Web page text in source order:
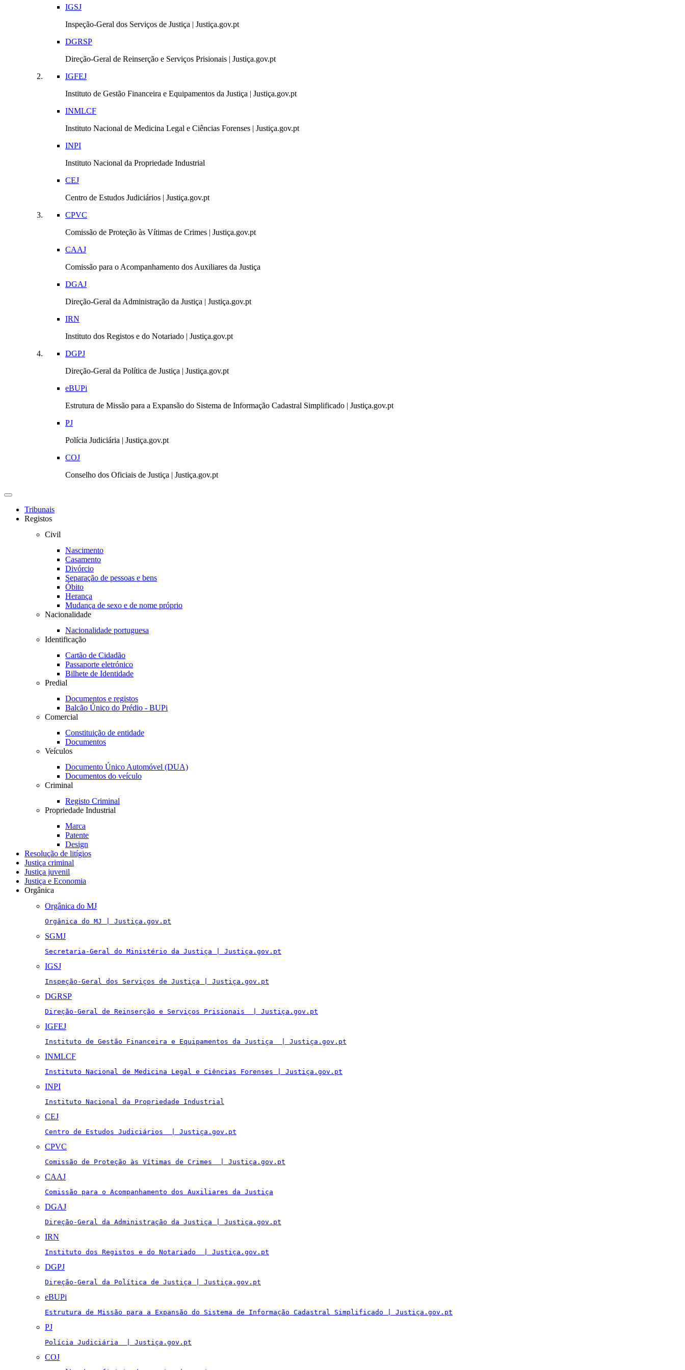
IGSJ
Inspeção-Geral dos Serviços de Justiça | Justiça.gov.pt
DGRSP
Direção-Geral de Reinserção e Serviços Prisionais | Justiça.gov.pt
IGFEJ
Instituto de Gestão Financeira e Equipamentos da Justiça | Justiça.gov.pt
INMLCF
Instituto Nacional de Medicina Legal e Ciências Forenses | Justiça.gov.pt
INPI
Instituto Nacional da Propriedade Industrial
CEJ
Centro de Estudos Judiciários | Justiça.gov.pt
CPVC
Comissão de Proteção às Vítimas de Crimes | Justiça.gov.pt
CAAJ
Comissão para o Acompanhamento dos Auxiliares da Justiça
DGAJ
Direção-Geral da Administração da Justiça | Justiça.gov.pt
IRN
Instituto dos Registos e do Notariado | Justiça.gov.pt
DGPJ
Direção-Geral da Política de Justiça | Justiça.gov.pt
eBUPi
Estrutura de Missão para a Expansão do Sistema de Informação Cadastral Simplificado | Justiça.gov.pt
PJ
Polícia Judiciária | Justiça.gov.pt
COJ
Conselho dos Oficiais de Justiça | Justiça.gov.pt
Toggle
navigationTribunais
Registos
Civil
Nascimento
Casamento
Divórcio
Separação de pessoas e bens
Óbito
Herança
Mudança de sexo e de nome próprio
Nacionalidade
Nacionalidade portuguesa
Identificação
Cartão de Cidadão
Passaporte eletrónico
Bilhete de Identidade
Predial
Documentos e registos
Balcão Único do Prédio - BUPi
Comercial
Constituição de entidade
Documentos
Veículos
Documento Único Automóvel (DUA)
Documentos do veículo
Criminal
Registo Criminal
Propriedade Industrial
Marca
Patente
Design
Resolução de litígios
Justiça criminal
Justiça juvenil
Justiça e Economia
Orgânica
Orgânica do MJ
Orgânica do MJ | Justiça.gov.pt
SGMJ
Secretaria-Geral do Ministério da Justiça | Justiça.gov.pt
IGSJ
Inspeção-Geral dos Serviços de Justiça | Justiça.gov.pt
DGRSP
Direção-Geral de Reinserção e Serviços Prisionais  | Justiça.gov.pt
IGFEJ
Instituto de Gestão Financeira e Equipamentos da Justiça  | Justiça.gov.pt
INMLCF
Instituto Nacional de Medicina Legal e Ciências Forenses | Justiça.gov.pt
INPI
Instituto Nacional da Propriedade Industrial
CEJ
Centro de Estudos Judiciários  | Justiça.gov.pt
CPVC
Comissão de Proteção às Vítimas de Crimes  | Justiça.gov.pt
CAAJ
Comissão para o Acompanhamento dos Auxiliares da Justiça
DGAJ
Direção-Geral da Administração da Justiça | Justiça.gov.pt
IRN
Instituto dos Registos e do Notariado  | Justiça.gov.pt
DGPJ
Direção-Geral da Política de Justiça | Justiça.gov.pt
eBUPi
Estrutura de Missão para a Expansão do Sistema de Informação Cadastral Simplificado | Justiça.gov.pt
PJ
Polícia Judiciária  | Justiça.gov.pt
COJ